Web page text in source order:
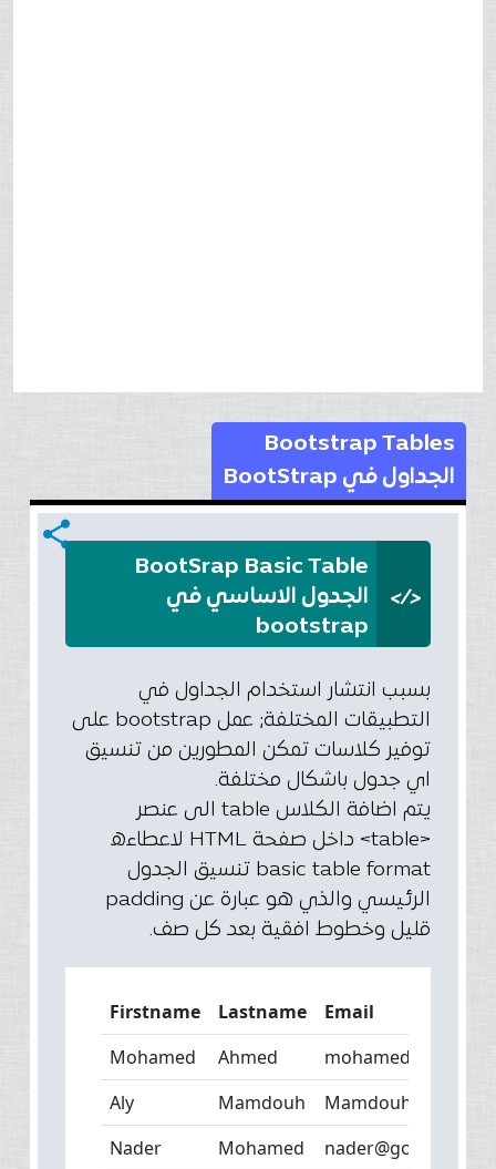
Bootstrap Tables
الجداول في BootStrap
share
</>
BootSrap Basic Table
الجدول الاساسي في
bootstrap
بسبب انتشار استخدام الجداول في
التطبيقات المختلفة; عمل bootstrap على
توفير كلاسات تمكن المطورين من تنسيق
اي جدول باشكال مختلفة.
يتم اضافة الكلاس table الى عنصر
<table> داخل صفحة HTML لاعطاءه
basic table format تنسيق الجدول
الرئيسي والذي هو عبارة عن padding
قليل وخطوط افقية بعد كل صف.